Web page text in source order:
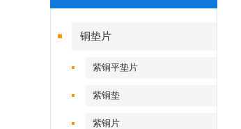
铜垫片
紫铜平垫片
紫铜垫
紫铜片